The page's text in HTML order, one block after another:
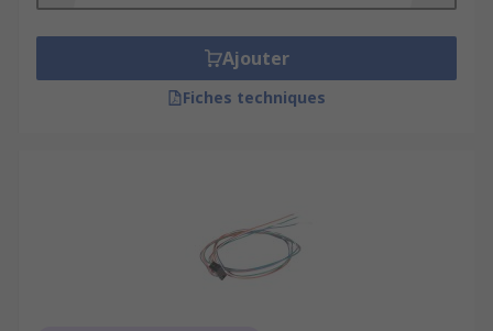
Ajouter
Fiches techniques